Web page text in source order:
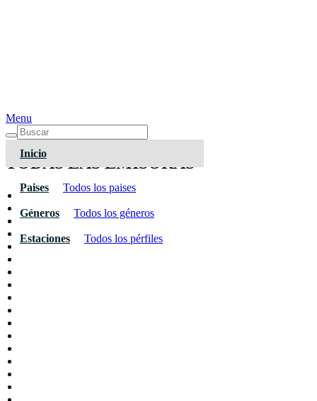
Menu
Inicio
Paises Todos los paises
Géneros Todos los géneros
Estaciones Todos los pérfiles
TODAS LAS EMISORAS